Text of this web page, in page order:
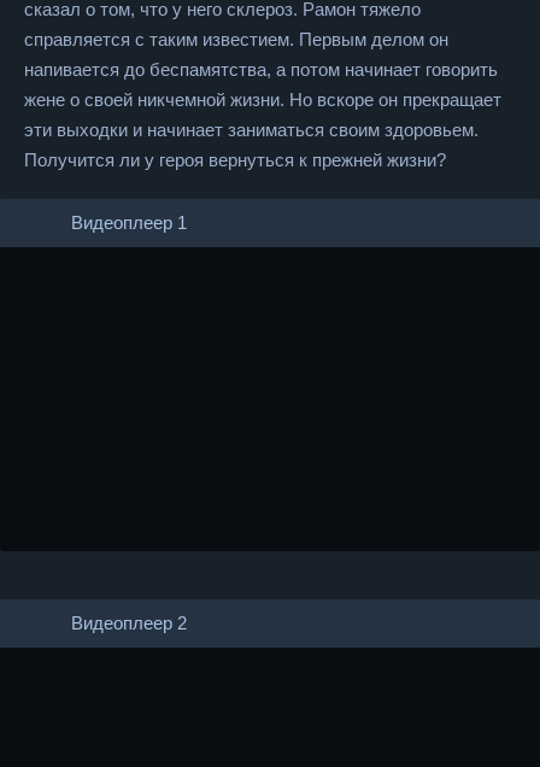
сказал о том, что у него склероз. Рамон тяжело
справляется с таким известием. Первым делом он
напивается до беспамятства, а потом начинает говорить
жене о своей никчемной жизни. Но вскоре он прекращает
эти выходки и начинает заниматься своим здоровьем.
Получится ли у героя вернуться к прежней жизни?
Видеоплеер 1
Видеоплеер 2